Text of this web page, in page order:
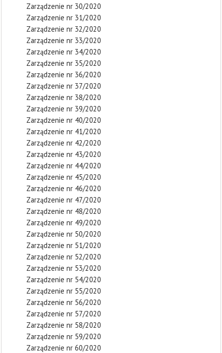
Zarządzenie nr 30/2020
Zarządzenie nr 31/2020
Zarządzenie nr 32/2020
Zarządzenie nr 33/2020
Zarządzenie nr 34/2020
Zarządzenie nr 35/2020
Zarządzenie nr 36/2020
Zarządzenie nr 37/2020
Zarządzenie nr 38/2020
Zarządzenie nr 39/2020
Zarządzenie nr 40/2020
Zarządzenie nr 41/2020
Zarządzenie nr 42/2020
Zarządzenie nr 43/2020
Zarządzenie nr 44/2020
Zarządzenie nr 45/2020
Zarządzenie nr 46/2020
Zarządzenie nr 47/2020
Zarządzenie nr 48/2020
Zarządzenie nr 49/2020
Zarządzenie nr 50/2020
Zarządzenie nr 51/2020
Zarządzenie nr 52/2020
Zarządzenie nr 53/2020
Zarządzenie nr 54/2020
Zarządzenie nr 55/2020
Zarządzenie nr 56/2020
Zarządzenie nr 57/2020
Zarządzenie nr 58/2020
Zarządzenie nr 59/2020
Zarządzenie nr 60/2020